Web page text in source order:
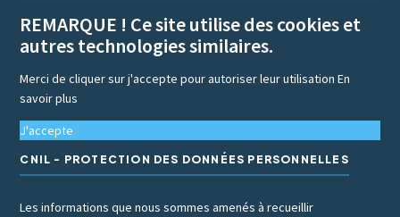
REMARQUE ! Ce site utilise des cookies et
autres technologies similaires.
Merci de cliquer sur j'accepte pour autoriser leur utilisationEn
savoir plus
J'accepte
CNIL - PROTECTION DES DONNÉES PERSONNELLES
Les informations que nous sommes amenés à recueillir